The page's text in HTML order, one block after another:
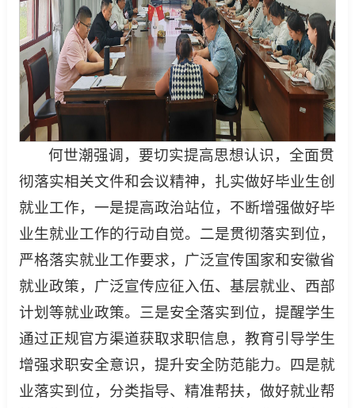
何世潮强调，要切实提高思想认识，全面贯
彻落实相关文件和会议精神，扎实做好毕业生创
就业工作，一是提高政治站位，不断增强做好毕
业生就业工作的行动自觉。二是贯彻落实到位，
严格落实就业工作要求，广泛宣传国家和安徽省
就业政策，广泛宣传应征入伍、基层就业、西部
计划等就业政策。三是安全落实到位，提醒学生
通过正规官方渠道获取求职信息，教育引导学生
增强求职安全意识，提升安全防范能力。四是就
业落实到位，分类指导、精准帮扶，做好就业帮